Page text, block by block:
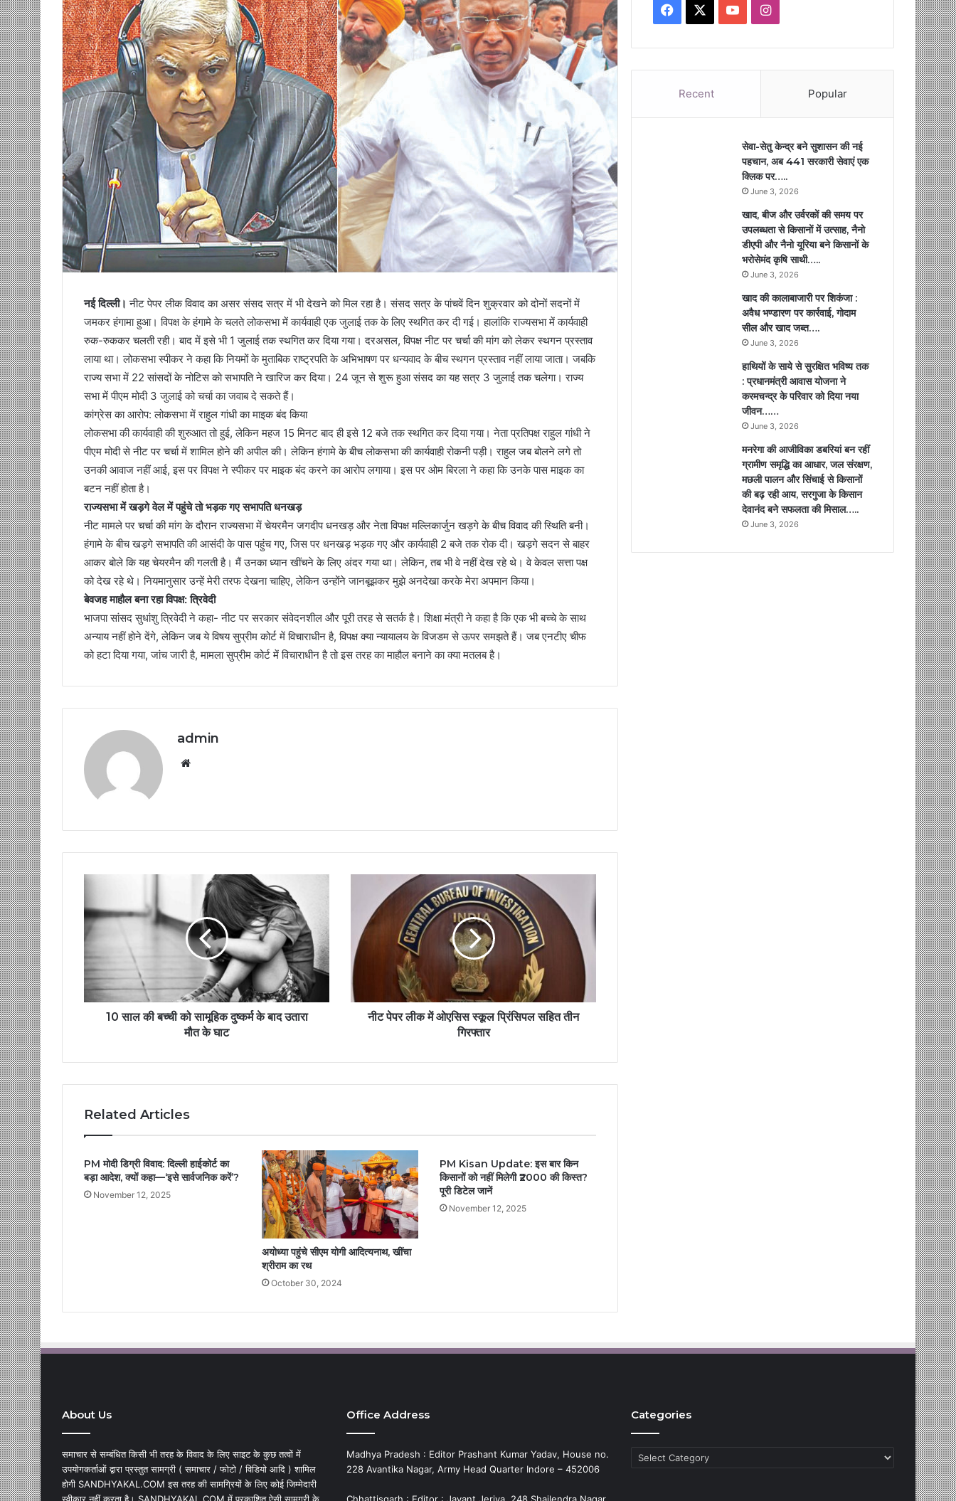
नई दिल्ली। नीट पेपर लीक विवाद का असर संसद सत्र में भी देखने को मिल रहा है। संसद सत्र के पांचवें दिन शुक्रवार को दोनों सदनों में
जमकर हंगामा हुआ। विपक्ष के हंगामे के चलते लोकसभा में कार्यवाही एक जुलाई तक के लिए स्थगित कर दी गई। हालांकि राज्यसभा में कार्यवाही
रुक-रुककर चलती रही। बाद में इसे भी 1 जुलाई तक स्थगित कर दिया गया। दरअसल, विपक्ष नीट पर चर्चा की मांग को लेकर स्थगन प्रस्ताव
लाया था। लोकसभा स्पीकर ने कहा कि नियमों के मुताबिक राष्ट्रपति के अभिभाषण पर धन्यवाद के बीच स्थगन प्रस्ताव नहीं लाया जाता। जबकि
राज्य सभा में 22 सांसदों के नोटिस को सभापति ने खारिज कर दिया। 24 जून से शुरू हुआ संसद का यह सत्र 3 जुलाई तक चलेगा। राज्य
सभा में पीएम मोदी 3 जुलाई को चर्चा का जवाब दे सकते हैं।
कांग्रेस का आरोप: लोकसभा में राहुल गांधी का माइक बंद किया
लोकसभा की कार्यवाही की शुरुआत तो हुई, लेकिन महज 15 मिनट बाद ही इसे 12 बजे तक स्थगित कर दिया गया। नेता प्रतिपक्ष राहुल गांधी ने
पीएम मोदी से नीट पर चर्चा में शामिल होने की अपील की। लेकिन हंगामे के बीच लोकसभा की कार्यवाही रोकनी पड़ी। राहुल जब बोलने लगे तो
उनकी आवाज नहीं आई, इस पर विपक्ष ने स्पीकर पर माइक बंद करने का आरोप लगाया। इस पर ओम बिरला ने कहा कि उनके पास माइक का
बटन नहीं होता है।
राज्यसभा में खड़गे वेल में पहुंचे तो भड़क गए सभापति धनखड़
नीट मामले पर चर्चा की मांग के दौरान राज्यसभा में चेयरमैन जगदीप धनखड़ और नेता विपक्ष मल्लिकार्जुन खड़गे के बीच विवाद की स्थिति बनी।
हंगामे के बीच खड़गे सभापति की आसंदी के पास पहुंच गए, जिस पर धनखड़ भड़क गए और कार्यवाही 2 बजे तक रोक दी। खड़गे सदन से बाहर
आकर बोले कि यह चेयरमैन की गलती है। मैं उनका ध्यान खींचने के लिए अंदर गया था। लेकिन, तब भी वे नहीं देख रहे थे। वे केवल सत्ता पक्ष
को देख रहे थे। नियमानुसार उन्हें मेरी तरफ देखना चाहिए, लेकिन उन्होंने जानबूझकर मुझे अनदेखा करके मेरा अपमान किया।
बेवजह माहौल बना रहा विपक्ष: त्रिवेदी
भाजपा सांसद सुधांशु त्रिवेदी ने कहा- नीट पर सरकार संवेदनशील और पूरी तरह से सतर्क है। शिक्षा मंत्री ने कहा है कि एक भी बच्चे के साथ
अन्याय नहीं होने देंगे, लेकिन जब ये विषय सुप्रीम कोर्ट में विचाराधीन है, विपक्ष क्या न्यायालय के विजडम से ऊपर समझते हैं। जब एनटीए चीफ
को हटा दिया गया, जांच जारी है, मामला सुप्रीम कोर्ट में विचाराधीन है तो इस तरह का माहौल बनाने का क्या मतलब है।
admin
10 साल की बच्ची को सामूहिक दुष्कर्म के बाद उतारा
मौत के घाट
नीट पेपर लीक में ओएसिस स्कूल प्रिंसिपल सहित तीन
गिरफ्तार
Related Articles
PM मोदी डिग्री विवाद: दिल्ली हाईकोर्ट का
बड़ा आदेश, क्यों कहा—‘इसे सार्वजनिक करें’?
November 12, 2025
अयोध्या पहुंचे सीएम योगी आदित्यनाथ, खींचा
श्रीराम का रथ
October 30, 2024
PM Kisan Update: इस बार किन
किसानों को नहीं मिलेगी ₹2000 की किस्त?
पूरी डिटेल जानें
November 12, 2025
Facebook YouTubeInstagram
Recent Popular
सेवा-सेतु केन्द्र बने सुशासन की नई
पहचान, अब 441 सरकारी सेवाएं एक
क्लिक पर…..
June 3, 2026
खाद, बीज और उर्वरकों की समय पर
उपलब्धता से किसानों में उत्साह, नैनो
डीएपी और नैनो यूरिया बने किसानों के
भरोसेमंद कृषि साथी…..
June 3, 2026
खाद की कालाबाजारी पर शिकंजा :
अवैध भण्डारण पर कार्रवाई, गोदाम
सील और खाद जब्त….
June 3, 2026
हाथियों के साये से सुरक्षित भविष्य तक
: प्रधानमंत्री आवास योजना ने
करमचन्द्र के परिवार को दिया नया
जीवन……
June 3, 2026
मनरेगा की आजीविका डबरियां बन रहीं
ग्रामीण समृद्धि का आधार, जल संरक्षण,
मछली पालन और सिंचाई से किसानों
की बढ़ रही आय, सरगुजा के किसान
देवानंद बने सफलता की मिसाल…..
June 3, 2026
About Us
समाचार से सम्बंधित किसी भी तरह के विवाद के लिए साइट के कुछ तत्वों में
उपयोगकर्ताओं द्वारा प्रस्तुत सामग्री ( समाचार / फोटो / विडियो आदि ) शामिल
होगी SANDHYAKAL.COM इस तरह की सामग्रियों के लिए कोई जिम्मेदारी
स्वीकार नहीं करता है। SANDHYAKAL.COM में प्रकाशित ऐसी सामग्री के
Office Address
Madhya Pradesh : Editor Prashant Kumar Yadav, House no.
228 Avantika Nagar, Army Head Quarter Indore – 452006
Chhattisgarh : Editor : Jayant Jeriya, 248 Shailendra Nagar
Categories
Categories